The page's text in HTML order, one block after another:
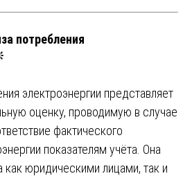
потребления
электроэнергии представляет
оценку, проводимую в случае
фактического
показателям учёта. Она
как юридическими лицами, так и